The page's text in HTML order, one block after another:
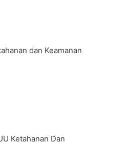
dan Keamanan
Ketahanan Dan